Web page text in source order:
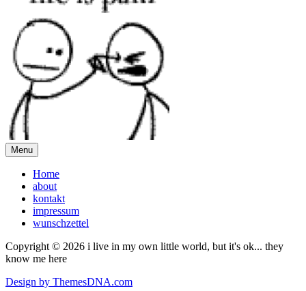
Menu
Home
about
kontakt
impressum
wunschzettel
Copyright © 2026 i live in my own little world, but it's ok... they
know me here
Design by ThemesDNA.com